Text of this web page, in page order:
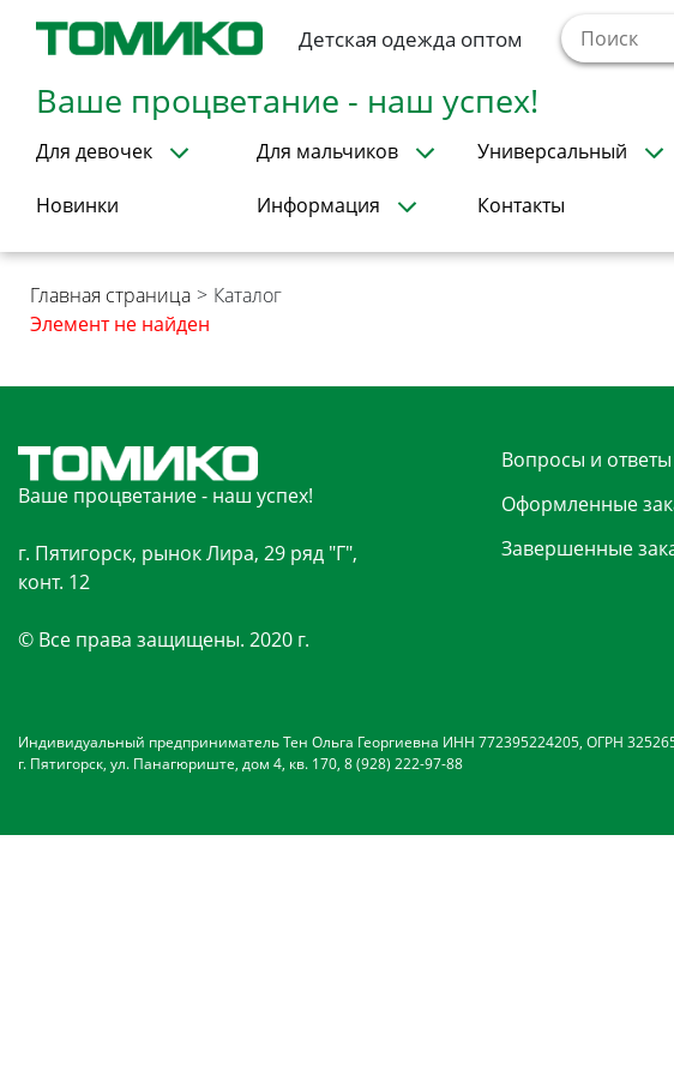
Детская одежда оптом
Ваше процветание - наш успех!
Для девочек Для мальчиков Универсальный
Новинки Информация Контакты
Главная страница > Каталог
Элемент не найден
Ваше процветание - наш успех!
г. Пятигорск, рынок Лира, 29 ряд "Г",
конт. 12
© Все права защищены. 2020 г.
Вопросы и ответы
Оформленные
Завершенные
Индивидуальный предприниматель Тен Ольга Георгиевна ИНН 772395224205, ОГРН
г. Пятигорск, ул. Панагюриште, дом 4, кв. 170, 8 (928) 222-97-88